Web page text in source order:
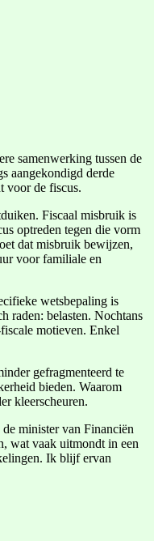
samenwerking tussen de
aangekondigd derde
voor de fiscus.
Fiscaal misbruik is
optreden tegen die vorm
dat misbruik bewijzen,
voor familiale en
wetsbepaling is
raden: belasten. Nochtans
motieven. Enkel
gefragmenteerd te
bieden. Waarom
kleerscheuren.
minister van Financiën
wat vaak uitmondt in een
Ik blijf ervan